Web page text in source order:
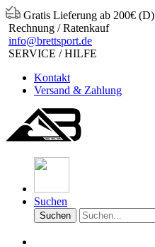
Gratis Lieferung ab 200€ (D)
Rechnung / Ratenkauf
info@brettsport.de
SERVICE / HILFE
Kontakt
Versand & Zahlung
Suchen
Suchen